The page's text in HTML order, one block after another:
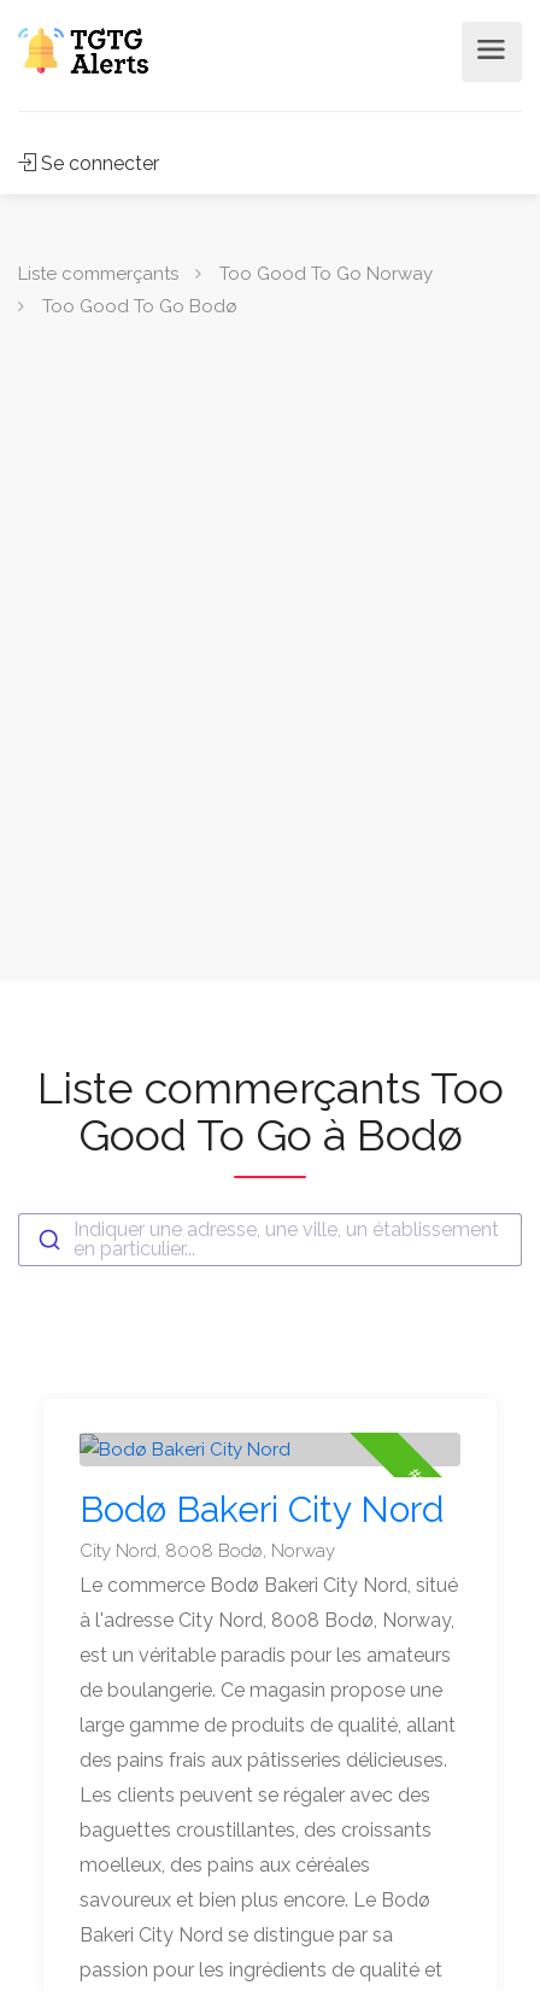
Se connecter
Liste commerçants
Too Good To Go Norway
Too Good To Go Bodø
Liste commerçants Too
Good To Go à Bodø
Indiquer une adresse, une ville, un établissement
en particulier...
#1
Bodø Bakeri City Nord
City Nord, 8008 Bodø, Norway
Le commerce Bodø Bakeri City Nord, situé
à l'adresse City Nord, 8008 Bodø, Norway,
est un véritable paradis pour les amateurs
de boulangerie. Ce magasin propose une
large gamme de produits de qualité, allant
des pains frais aux pâtisseries délicieuses.
Les clients peuvent se régaler avec des
baguettes croustillantes, des croissants
moelleux, des pains aux céréales
savoureux et bien plus encore. Le Bodø
Bakeri City Nord se distingue par sa
passion pour les ingrédients de qualité et